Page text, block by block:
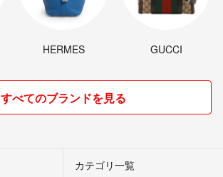
HERMES GUCCI
すべてのブランドを見る
カテゴリ一覧